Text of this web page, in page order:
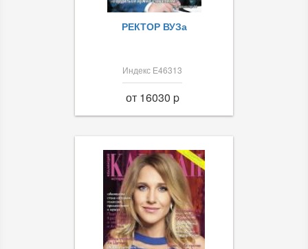
РЕКТОР ВУЗа
Индекс Е46313
от 16030 p